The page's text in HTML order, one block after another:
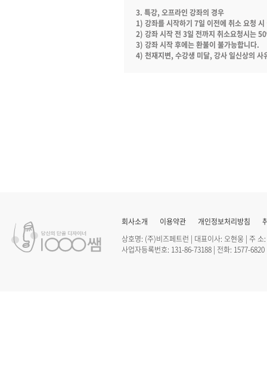
3. 특강,오프라인 강좌의 경우
1) 강좌를시작하기 7일 이전에 취소요청 시
2) 강좌 시작 전 3일 전까지 취소요청시는
3) 강좌시작후에는환불이 불가능합니다.
4) 천재지변,수강생 미달,강사일신상의 사
회사소개 이용약관 개인정보처리방침
상호명: (주)비즈페트런 | 대표이사: 오현웅 | 주
사업자등록번호: 131-86-73188 | 전화: 1577-